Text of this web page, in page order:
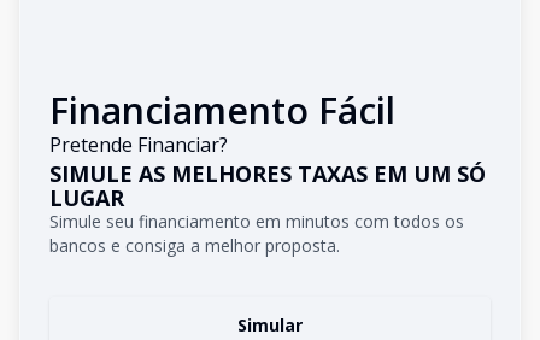
Financiamento Fácil
Pretende Financiar?
SIMULE AS MELHORES TAXAS EM UM SÓ
LUGAR
Simule seu financiamento em minutos com todos os
bancos e consiga a melhor proposta.
Simular